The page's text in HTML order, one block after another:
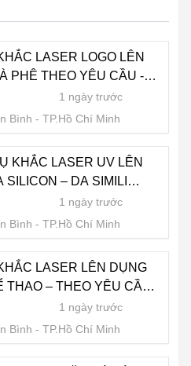
LASER LOGO LÊN
PHÊ THEO YÊU CẦU -
LIỀN - LH 0775 007
1 ngày trước
Bình
TP.Hồ Chí Minh
KHẮC LASER UV LÊN
SILICON – DA SIMILI
NGHIỆP - LH 0775 007
1 ngày trước
Bình
TP.Hồ Chí Minh
LASER LÊN DỤNG
THAO – THEO YÊU CẦU -
007 909
1 ngày trước
Bình
TP.Hồ Chí Minh